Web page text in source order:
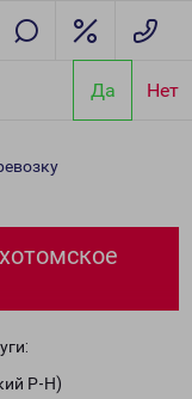
Да Нет
Р-Н)